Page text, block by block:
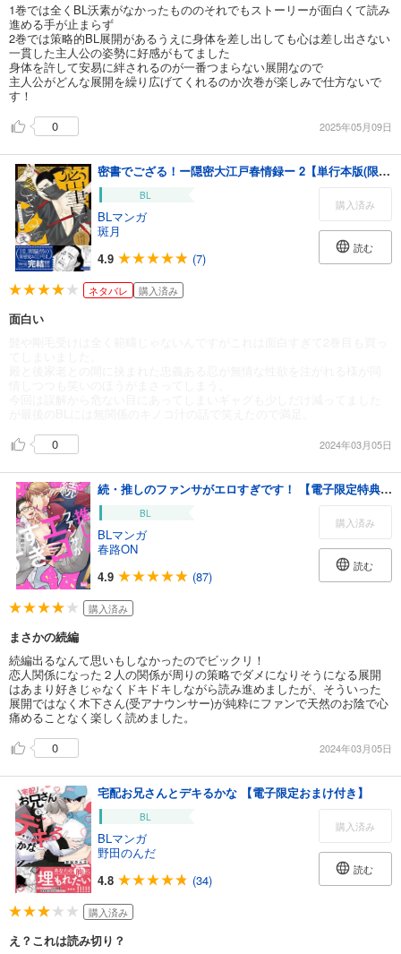
1巻では全くBL沃素がなかったもののそれでもストーリーが面白くて読み
進める手が止まらず
2巻では策略的BL展開があるうえに身体を差し出しても心は差し出さない
一貫した主人公の姿勢に好感がもてました
身体を許して安易に絆されるのが一番つまらない展開なので
主人公がどんな展開を繰り広げてくれるのか次巻が楽しみで仕方ないで
す！
0
2025年05月09日
密書でござる！ー隠密大江戸春情録ー 2【単行本版(限定描き下ろし付き)】
BL
BLマンガ
斑月
4.9
(7)
購入済み
読む
ネタバレ 購入済み
面白い
0
2024年03月05日
続・推しのファンサがエロすぎです！ 【電子限定特典付き】
BL
BLマンガ
春路ON
4.9
(87)
購入済み
読む
購入済み
まさかの続編
続編出るなんて思いもしなかったのでビックリ！
恋人関係になった２人の関係が周りの策略でダメになりそうになる展開
はあまり好きじゃなくドキドキしながら読み進めましたが、そういった
展開ではなく木下さん(受アナウンサー)が純粋にファンで天然のお陰で心
痛めることなく楽しく読めました。
0
2024年03月05日
宅配お兄さんとデキるかな 【電子限定おまけ付き】
BL
BLマンガ
野田のんだ
4.8
(34)
購入済み
読む
購入済み
え？これは読み切り？